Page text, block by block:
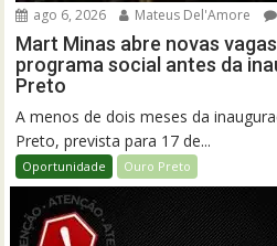
ago 6, 2026 Mateus Del'Amore
Mart Minas abre novas
programa social antes da
Preto
A menos de dois meses da
Preto, prevista para 17 de...
Oportunidade Ouro Preto